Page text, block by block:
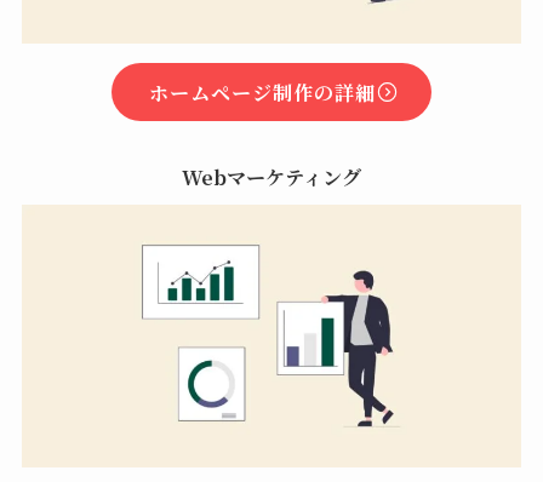
ホームページ制作の詳細
Webマーケティング